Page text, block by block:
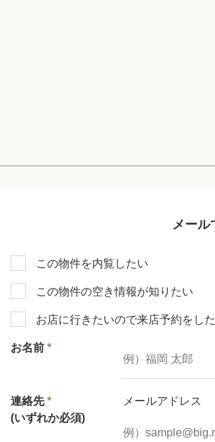
メール
この物件を内覧したい
この物件の空き情報が知りたい
お店に行きたいので来店予約をし
お名前 *
連絡先*
(いずれか必須)
メールアドレス